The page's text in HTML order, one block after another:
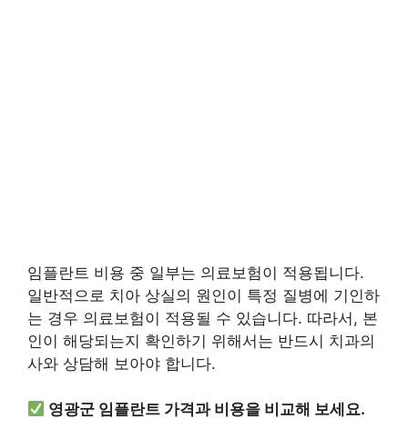
임플란트 비용 중 일부는 의료보험이 적용됩니다.
일반적으로 치아 상실의 원인이 특정 질병에 기인하
는 경우 의료보험이 적용될 수 있습니다. 따라서, 본
인이 해당되는지 확인하기 위해서는 반드시 치과의
사와 상담해 보아야 합니다.
영광군 임플란트 가격과 비용을 비교해 보세요.